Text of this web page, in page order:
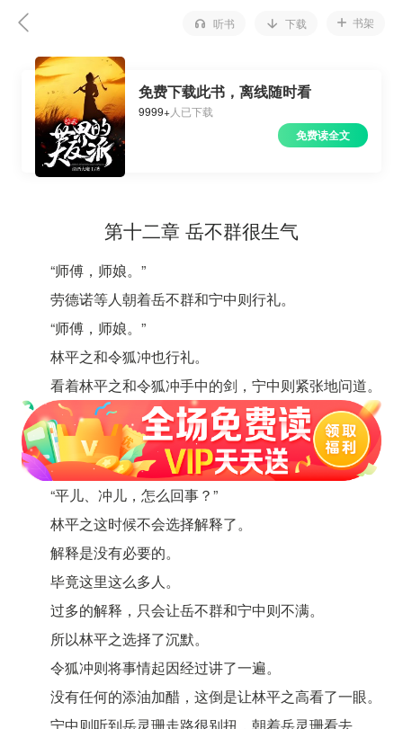
听书 下载 书架
免费下载此书，离线随时看
9999+人已下载
免费读全文
第十二章 岳不群很生气
“师傅，师娘。”
劳德诺等人朝着岳不群和宁中则行礼。
“师傅，师娘。”
林平之和令狐冲也行礼。
看着林平之和令狐冲手中的剑，宁中则紧张地问道。
“平儿、冲儿，怎么回事？”
林平之这时候不会选择解释了。
解释是没有必要的。
毕竟这里这么多人。
过多的解释，只会让岳不群和宁中则不满。
所以林平之选择了沉默。
令狐冲则将事情起因经过讲了一遍。
没有任何的添油加醋，这倒是让林平之高看了一眼。
宁中则听到岳灵珊走路很别扭，朝着岳灵珊看去。